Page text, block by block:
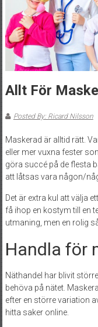
Allt För
Posted By: Ricard Nilsson
Maskerad är alltid rätt.
eller mer vuxna fester
göra succé på de flesta
att låtsas vara någon/
Det är extra kul att välja
få ihop en kostym till en
utmaning, men en rolig
Handla för
Näthandel har blivit
behöva på nätet.
efter en större variation
hitta saker online.